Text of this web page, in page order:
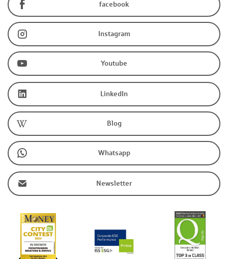
facebook
Instagram
Youtube
LinkedIn
Blog
Whatsapp
Newsletter